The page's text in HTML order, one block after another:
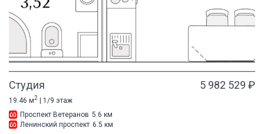
Студия 5 982 529 ₽
19.46 м2
| 1/9 этаж
Проспект Ветеранов 5.6 км
Ленинский проспект 6.5 км